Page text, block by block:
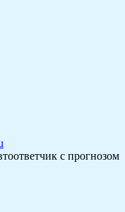
с прогнозом